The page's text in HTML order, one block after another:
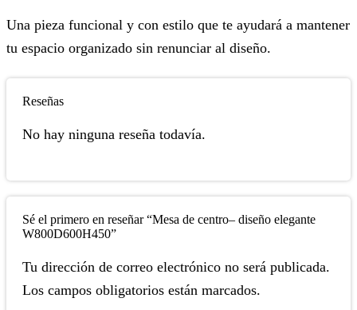
Una pieza funcional y con estilo que te ayudará a mantener
tu espacio organizado sin renunciar al diseño.
Reseñas
No hay ninguna reseña todavía.
Sé el primero en reseñar “Mesa de centro– diseño elegante
W800D600H450”
Tu dirección de correo electrónico no será publicada.
Los campos obligatorios están marcados.